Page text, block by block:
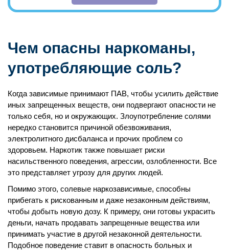
Чем опасны наркоманы,
употребляющие соль?
Когда зависимые принимают ПАВ, чтобы усилить действие
иных запрещенных веществ, они подвергают опасности не
только себя, но и окружающих. Злоупотребление солями
нередко становится причиной обезвоживания,
электролитного дисбаланса и прочих проблем со
здоровьем. Наркотик также повышает риски
насильственного поведения, агрессии, озлобленности. Все
это представляет угрозу для других людей.
Помимо этого, солевые наркозависимые, способны
прибегать к рискованным и даже незаконным действиям,
чтобы добыть новую дозу. К примеру, они готовы украсить
деньги, начать продавать запрещенные вещества или
принимать участие в другой незаконной деятельности.
Подобное поведение ставит в опасность больных и